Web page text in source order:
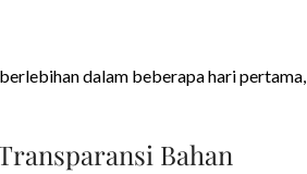
dalam beberapa hari pertama,
Bahan